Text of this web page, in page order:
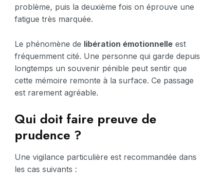
problème, puis la deuxième fois on éprouve une
fatigue très marquée.
Le phénomène de libération émotionnelle est
fréquemment cité. Une personne qui garde depuis
longtemps un souvenir pénible peut sentir que
cette mémoire remonte à la surface. Ce passage
est rarement agréable.
Qui doit faire preuve de
prudence ?
Une vigilance particulière est recommandée dans
les cas suivants :